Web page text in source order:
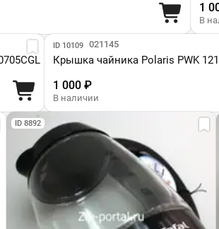
1
В
ID 10109
Парт №: 021145
Крышка чайника Polaris PWK
1 000 ₽
В наличии
ID 8892